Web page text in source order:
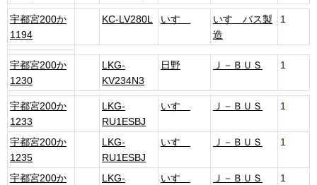
宇都宮200か
1194
KC-LV280L いすゞ
いすゞバス製
造
1
宇都宮200か
1230
LKG-
KV234N3
日野 Ｊ－ＢＵＳ 1
宇都宮200か
1233
LKG-
RU1ESBJ
いすゞ Ｊ－ＢＵＳ 1
宇都宮200か
1235
LKG-
RU1ESBJ
いすゞ Ｊ－ＢＵＳ 1
宇都宮200か
LKG-
いすゞ Ｊ－ＢＵＳ 1